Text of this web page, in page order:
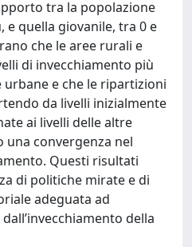
tra la popolazione
e quella giovanile, tra 0 e
che le aree rurali e
di invecchiamento più
e che le ripartizioni
da livelli inizialmente
ai livelli delle altre
convergenza nel
Questi risultati
di politiche mirate e di
adeguata ad
della